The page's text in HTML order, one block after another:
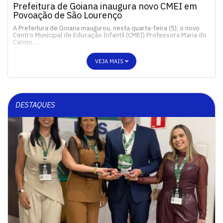
Prefeitura de Goiana inaugura novo CMEI em
Povoação de São Lourenço
A Prefeitura de Goiana inaugurou, nesta quarta-feira (5), o novo
Centro Municipal de Educação Infantil (CMEI) Professora Maria do
Carmo…
VEJA MAIS
DESTAQUES